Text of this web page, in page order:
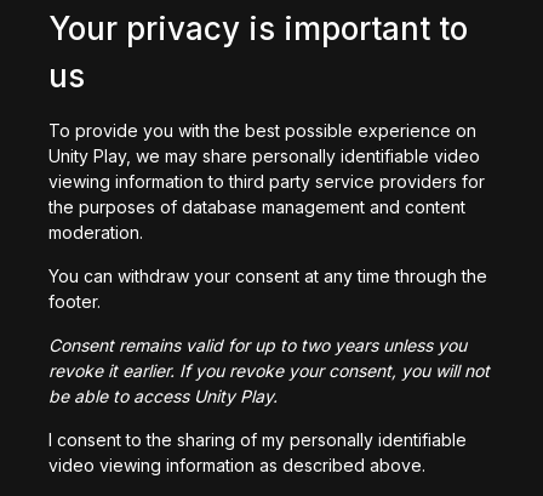
作成
あなたへのおすすめ
getaway shootout
2,836,724
Station Saturn
Bored Ape || Head Volley Vortex.io
Your privacy is important to
us
To provide you with the best possible experience on
Unity Play, we may share personally identifiable video
viewing information to third party service providers for
the purposes of database management and content
moderation.
You can withdraw your consent at any time through the
footer.
Consent remains valid for up to two years unless you
revoke it earlier. If you revoke your consent, you will not
be able to access Unity Play.
I consent to the sharing of my personally identifiable
video viewing information as described above.